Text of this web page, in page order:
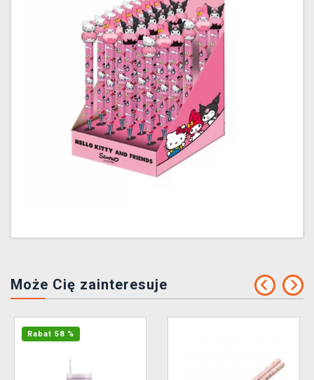
Może Cię zainteresuje
Rabat 58 %